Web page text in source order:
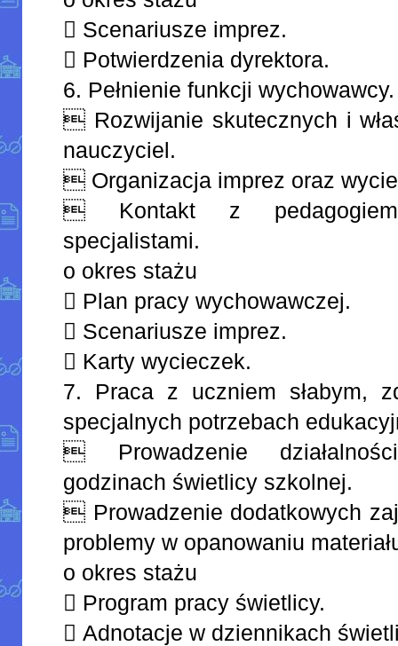
 Scenariusze imprez.
 Potwierdzenia dyrektora.
6. Pełnienie funkcji wychowawcy.
 Rozwijanie skutecznych i
nauczyciel.
 Organizacja imprez oraz
 Kontakt z
specjalistami.
o okres stażu
 Plan pracy wychowawczej.
 Scenariusze imprez.
 Karty wycieczek.
7. Praca z uczniem słabym,
specjalnych potrzebach
 Prowadzenie
godzinach świetlicy szkolnej.
 Prowadzenie dodatkowych
problemy w opanowaniu
o okres stażu
 Program pracy świetlicy.
 Adnotacje w dziennikach